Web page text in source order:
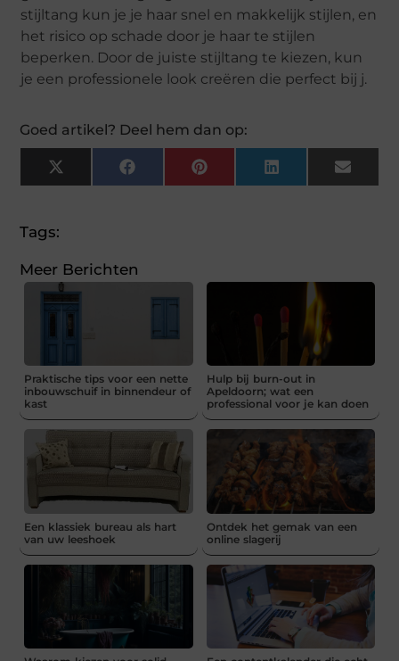
stijltang kun je je haar snel en makkelijk stijlen, en
het risico op schade door je haar te stijlen
beperken. Door de juiste stijltang te kiezen, kun
je een professionele look creëren die perfect bij j.
Goed artikel? Deel hem dan op:
X
(Twitter)
FacebookPinterestLinkedInEmail
Tags:
Meer Berichten
Praktische tips voor een nette
inbouwschuif in binnendeur of
kast
Hulp bij burn-out in
Apeldoorn; wat een
professional voor je kan doen
Een klassiek bureau als hart
van uw leeshoek
Ontdek het gemak van een
online slagerij